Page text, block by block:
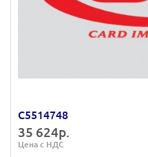
C5514748
35 624р.
Цена с НДС